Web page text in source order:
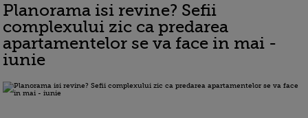
Planorama isi revine? Sefii
complexului zic ca predarea
apartamentelor se va face in mai -
iunie